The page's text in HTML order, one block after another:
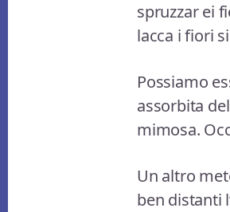
spruzzar ei
lacca i fiori
Possiamo
assorbita
mimosa.
Un altro
ben distanti